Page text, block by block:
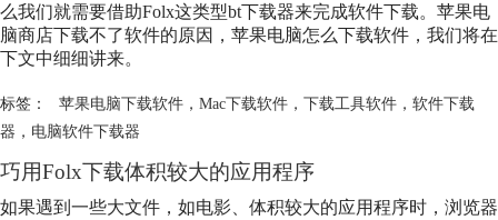
么我们就需要借助Folx这类型bt下载器来完成软件下载。苹果电
脑商店下载不了软件的原因，苹果电脑怎么下载软件，我们将在
下文中细细讲来。
标签： 苹果电脑下载软件， Mac下载软件， 下载工具软件， 软件下载
器 ， 电脑软件下载器
巧用Folx下载体积较大的应用程序
如果遇到一些大文件，如电影、体积较大的应用程序时，浏览器